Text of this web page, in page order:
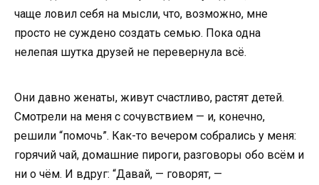
чаще ловил себя на мысли, что, возможно, мне
просто не суждено создать семью. Пока одна
нелепая шутка друзей не перевернула всё.
Они давно женаты, живут счастливо, растят детей.
Смотрели на меня с сочувствием — и, конечно,
решили “помочь”. Как-то вечером собрались у меня:
горячий чай, домашние пироги, разговоры обо всём и
ни о чём. И вдруг: “Давай, — говорят, —